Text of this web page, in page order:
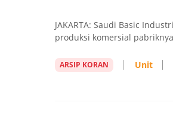
JAKARTA: Saudi Basic
produksi komersial
ARSIP KORAN Unit